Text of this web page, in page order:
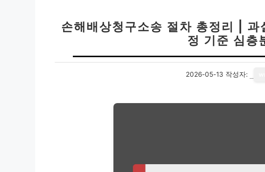
손해배상청구소송 절차 총정리 |
정 기준 심층
2026-05-13 작성자: